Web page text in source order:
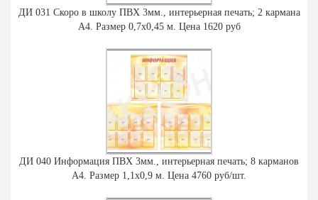
ДИ 031 Скоро в школу ПВХ 3мм., интерьерная печать; 2 кармана
А4. Размер 0,7х0,45 м. Цена 1620 руб
ДИ 040 Информация ПВХ 3мм., интерьерная печать; 8 карманов
А4. Размер 1,1х0,9 м. Цена 4760 руб/шт.